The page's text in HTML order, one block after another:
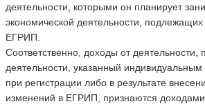
деятельности, которыми он планирует
экономической деятельности,
ЕГРИП.
Соответственно, доходы от
деятельности, указанный
при регистрации либо в результате
изменений в ЕГРИП, признаются